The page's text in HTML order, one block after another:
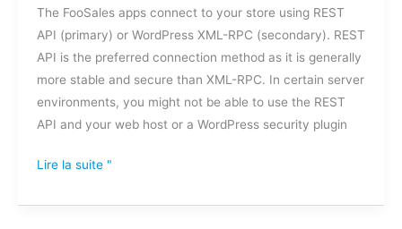
The FooSales apps connect to your store using REST
API (primary) or WordPress XML-RPC (secondary). REST
API is the preferred connection method as it is generally
more stable and secure than XML-RPC. In certain server
environments, you might not be able to use the REST
API and your web host or a WordPress security plugin
Lire la suite "